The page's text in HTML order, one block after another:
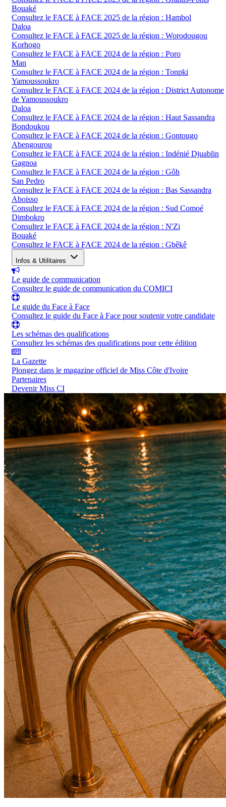
Bouaké
Consultez le FACE à FACE 2025 de la région : Hambol
Daloa
Consultez le FACE à FACE 2025 de la région : Worodougou
Korhogo
Consultez le FACE à FACE 2024 de la région : Poro
Man
Consultez le FACE à FACE 2024 de la région : Tonpki
Yamoussoukro
Consultez le FACE à FACE 2024 de la région : District Autonome
de Yamoussoukro
Daloa
Consultez le FACE à FACE 2024 de la région : Haut Sassandra
Bondoukou
Consultez le FACE à FACE 2024 de la région : Gontougo
Abengourou
Consultez le FACE à FACE 2024 de la région : Indénié Djuablin
Gagnoa
Consultez le FACE à FACE 2024 de la région : Gôh
San Pedro
Consultez le FACE à FACE 2024 de la région : Bas Sassandra
Aboisso
Consultez le FACE à FACE 2024 de la région : Sud Comoé
Dimbokro
Consultez le FACE à FACE 2024 de la région : N'Zi
Bouaké
Consultez le FACE à FACE 2024 de la région : Gbêkê
Infos & Utilitaires
Le guide de communication
Consultez le guide de communication du COMICI
Le guide du Face à Face
Consultez le guide du Face à Face pour soutenir votre candidate
Les schémas des qualifications
Consultez les schémas des qualifications pour cette édition
La Gazette
Plongez dans le magazine officiel de Miss Côte d'Ivoire
Partenaires
Devenir Miss CI